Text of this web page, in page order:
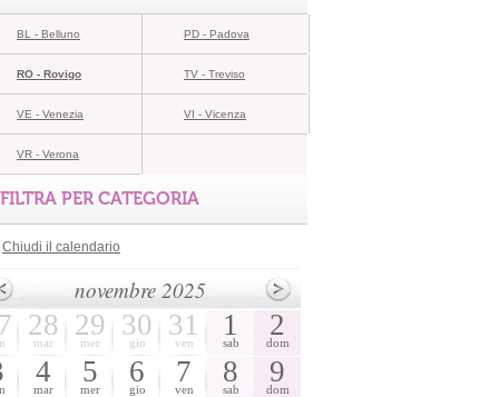
BL - Belluno PD - Padova
RO - Rovigo TV - Treviso
VE - Venezia VI - Vicenza
VR - Verona
FILTRA PER CATEGORIA
Chiudi il calendario
novembre 2025
28
mar
29
mer
30
gio
31
ven
1
sab
2
dom
4
mar
5
mer
6
gio
7
ven
8
sab
9
dom